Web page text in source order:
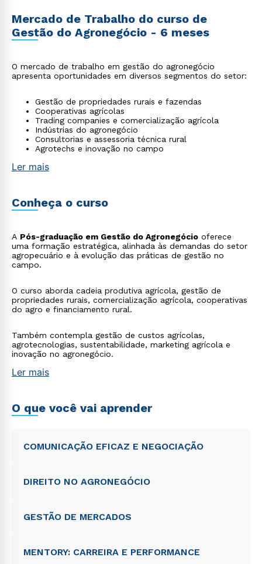
Mercado de Trabalho do curso de
Gestão do Agronegócio - 6 meses
O mercado de trabalho em gestão do agronegócio
apresenta oportunidades em diversos segmentos do setor:
Gestão de propriedades rurais e fazendas
Cooperativas agrícolas
Trading companies e comercialização agrícola
Indústrias do agronegócio
Consultorias e assessoria técnica rural
Agrotechs e inovação no campo
Ler mais
Conheça o curso
A Pós-graduação em Gestão do Agronegócio oferece
uma formação estratégica, alinhada às demandas do setor
agropecuário e à evolução das práticas de gestão no
campo.
O curso aborda cadeia produtiva agrícola, gestão de
propriedades rurais, comercialização agrícola, cooperativas
do agro e financiamento rural.
Também contempla gestão de custos agrícolas,
agrotecnologias, sustentabilidade, marketing agrícola e
inovação no agronegócio.
Ler mais
O que você vai aprender
COMUNICAÇÃO EFICAZ E NEGOCIAÇÃO
DIREITO NO AGRONEGÓCIO
GESTÃO DE MERCADOS
MENTORY: CARREIRA E PERFORMANCE